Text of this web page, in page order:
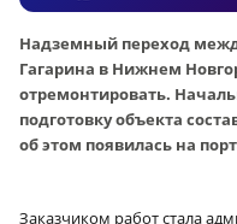
Надземный переход
Гагарина в Нижнем
отремонтировать.
подготовку объекта
об этом появилась на
Заказчиком работ стала